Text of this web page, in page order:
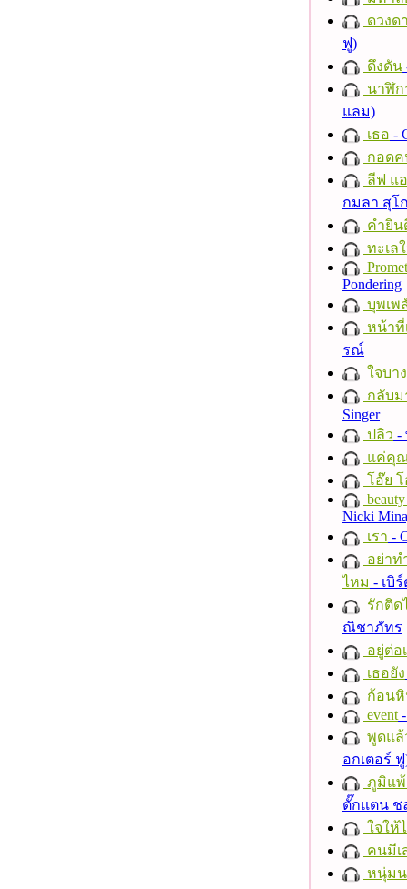
ดวงด
ฟู)
ดึงดัน
นาฬิก
แลม)
เธอ -
กอดค
ลีฟ แอ
กมลา สุโ
คำยิน
ทะเล
Pondering
บุพเพ
หน้าที่
รณ์
ใจบาง
กลับม
Singer
ปลิว -
แค่คุ
โอ๊ย
Nicki
เรา -
อย่าท
ไหม - เบิ
รักติด
ณิชาภัทร
อยู่ต่อ
เธอยัง
ก้อน
event
พูดแล้
อกเตอร์
ภูมิแพ้
ตั๊กแตน ช
ใจให้
คนมีเ
หนุ่มน